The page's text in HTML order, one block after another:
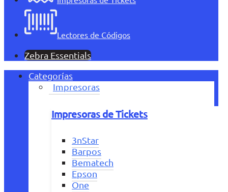
Lectores de Códigos
Zebra Essentials
Categorías
Impresoras
Impresoras de Tickets
3nStar
Barpos
Bematech
Epson
One